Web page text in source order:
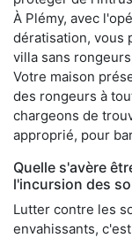
À Plémy, avec
dératisation, vous
villa sans
Votre maison
des rongeurs à
chargeons de
approprié, pour
Quelle s'avère
l'incursion des
Lutter contre les
envahissants,